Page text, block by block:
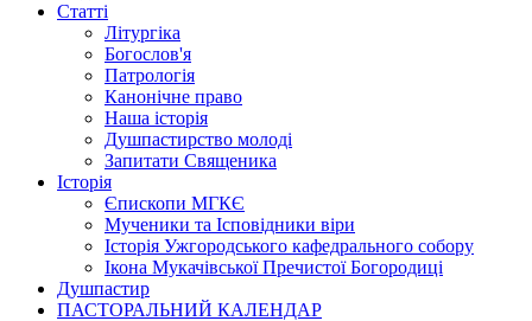
Статті
Літургіка
Богослов'я
Патрологія
Канонічне право
Наша історія
Душпастирство молоді
Запитати Священика
Історія
Єпископи МГКЄ
Мученики та Ісповідники віри
Історія Ужгородського кафедрального собору
Ікона Мукачівської Пречистої Богородиці
Душпастир
ПАСТОРАЛЬНИЙ КАЛЕНДАР